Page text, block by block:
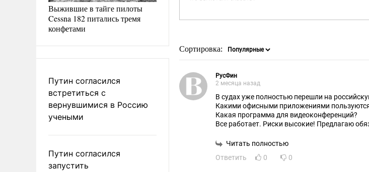
Выжившие в тайге пилоты
Cessna 182 питались тремя
конфетами
Путин согласился
встретиться с
вернувшимися в Россию
учеными
Путин согласился
запустить
Сортировка:
РусФин
2 месяца назад
В судах уже полностью перешли на
Какими офисными приложениями
Какая программа для видеоконференций?
Все работает. Риски высокие! Предлагаю
Так как выявлено очень много косяков при
Читать полностью
Ответить
0 0